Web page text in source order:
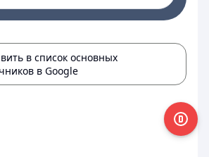
в список основных
в Google